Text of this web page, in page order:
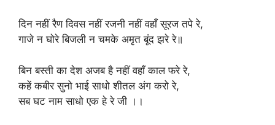
दिन नहीं रैण दिवस नहीं रजनी नहीं वहाँ सूरज तपे रे,
गाजे न घोरे बिजली न चमके अमृत बूंद झरे रे॥
बिन बस्ती का देश अजब है नहीं वहाँ काल फरे रे,
कहें कबीर सुनो भाई साधो शीतल अंग करो रे,
सब घट नाम साधो एक हे रे जी ।।